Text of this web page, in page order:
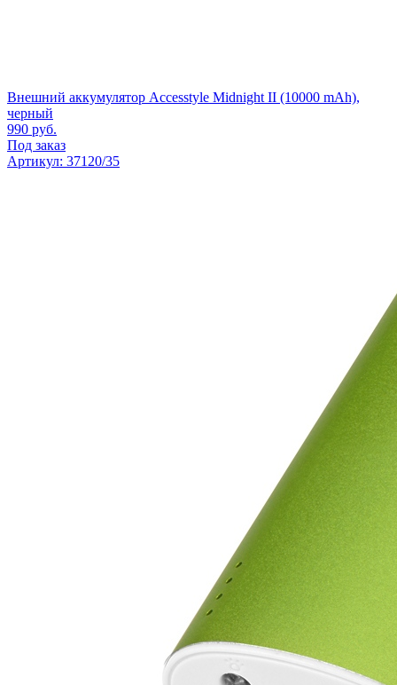
Внешний аккумулятор Accesstyle Midnight II (10000 mAh),
черный
990 руб.
Под заказ
Артикул: 37120/35